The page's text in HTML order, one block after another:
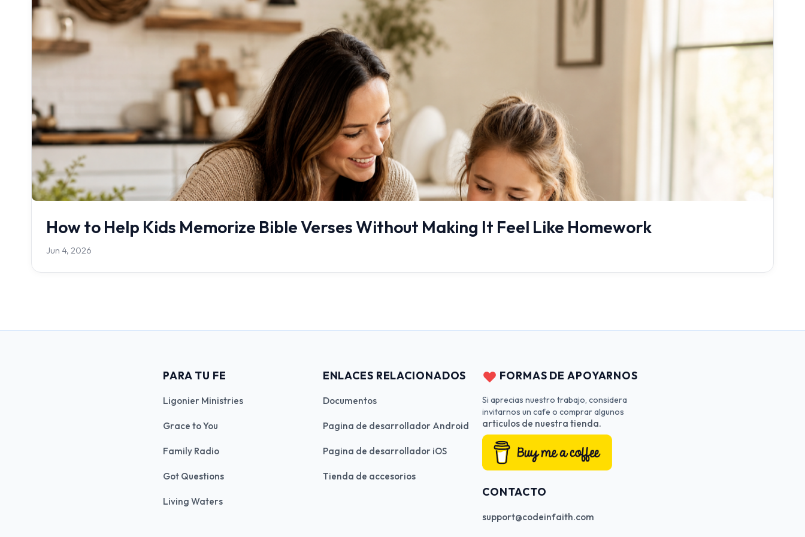
How to Help Kids Memorize Bible Verses Without Making It Feel Like Homework
Jun 4, 2026
PARA TU FE
Ligonier Ministries
Grace to You
Family Radio
Got Questions
Living Waters
ENLACES RELACIONADOS
Documentos
Pagina de desarrollador Android
Pagina de desarrollador iOS
Tienda de accesorios
FORMAS DE APOYARNOS
Si aprecias nuestro trabajo, considera
invitarnos un cafe o comprar algunos
articulos de nuestra tienda.
CONTACTO
support@codeinfaith.com